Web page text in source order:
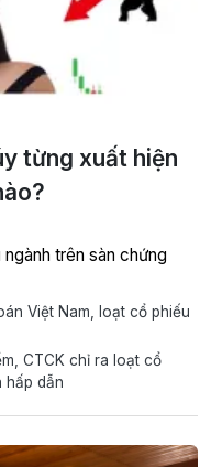
từng xuất hiện
trên sàn chứng
Việt Nam, loạt cổ phiếu
CTCK chỉ ra loạt cổ
hấp dẫn